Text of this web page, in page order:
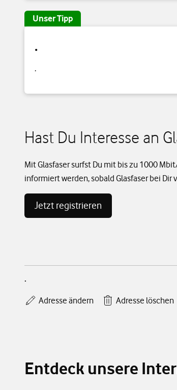
Unser Tipp
.
.
Hast Du Interesse an
Mit Glasfaser surfst Du mit bis zu 1000
informiert werden, sobald Glasfaser bei Dir
Jetzt registrieren
.
Adresse ändern Adresse löschen
Entdeck unsere